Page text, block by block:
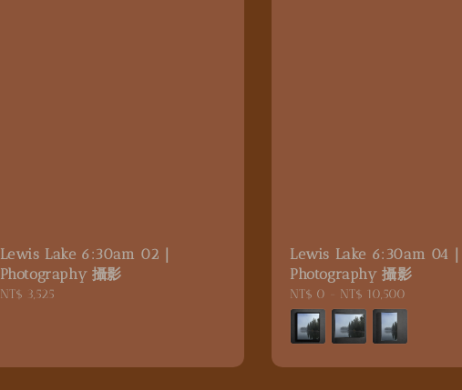
Lewis Lake 6:30am 02｜
Photography 攝影
Regular
NT$ 3,525
Lewis Lake 6:30am 04｜
Photography 攝影
Regular
price
NT$ 0 NT$ 10,500